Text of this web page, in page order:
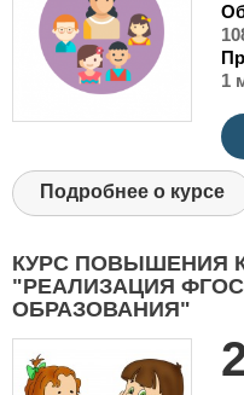
1
Подробнее о курсе
КУРС ПОВЫШЕНИЯ
"РЕАЛИЗАЦИЯ
ОБРАЗОВАНИЯ"